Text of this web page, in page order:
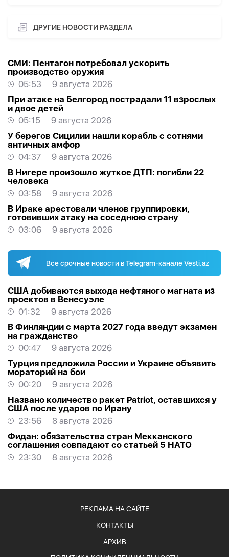
ДРУГИЕ НОВОСТИ РАЗДЕЛА
СМИ: Пентагон потребовал ускорить
производство оружия
05:53
9 августа 2026
При атаке на Белгород пострадали 11 взрослых
и двое детей
05:15
9 августа 2026
У берегов Сицилии нашли корабль с сотнями
античных амфор
04:37
9 августа 2026
В Нигере произошло жуткое ДТП: погибли 22
человека
03:58
9 августа 2026
В Ираке арестовали членов группировки,
готовивших атаку на соседнюю страну
03:06
9 августа 2026
Все срочные новости в Telegram-канале Vesti.az
США добиваются выхода нефтяного магната из
проектов в Венесуэле
01:32
9 августа 2026
В Финляндии с марта 2027 года введут экзамен
на гражданство
00:47
9 августа 2026
Турция предложила России и Украине объявить
мораторий на бои
00:20
9 августа 2026
Названо количество ракет Patriot, оставшихся у
США после ударов по Ирану
23:56
8 августа 2026
Фидан: обязательства стран Мекканского
соглашения совпадают со статьей 5 НАТО
23:30
8 августа 2026
РЕКЛАМА НА САЙТЕ
КОНТАКТЫ
АРХИВ